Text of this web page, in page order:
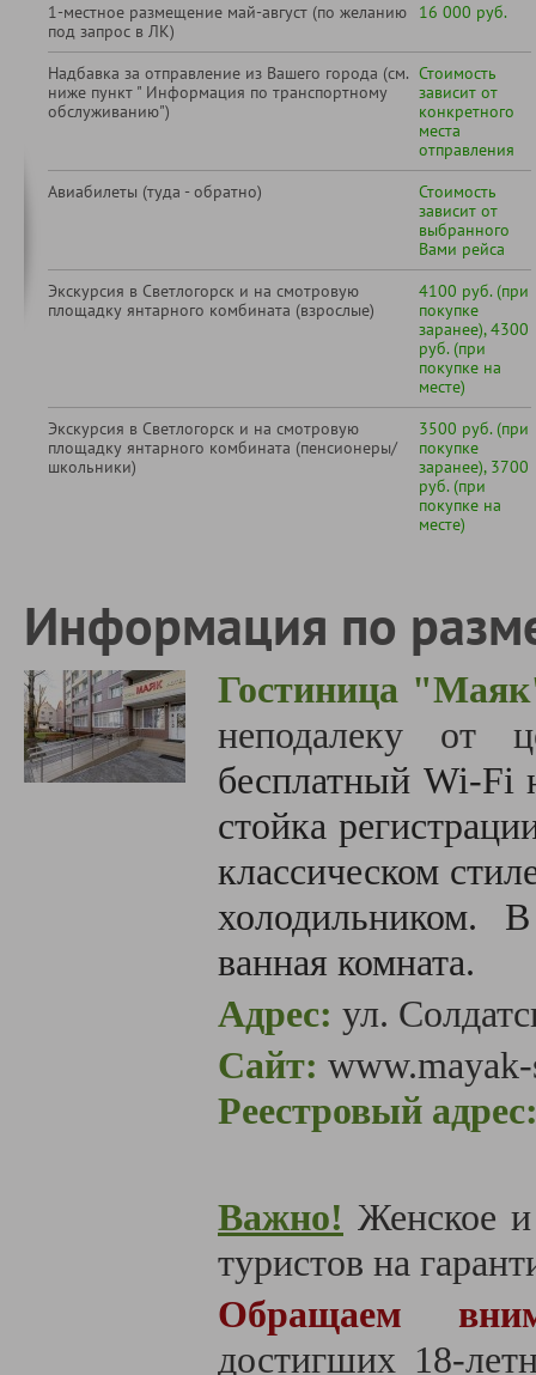
1-местное размещение май-август (по желанию
под запрос в ЛК)
16 000 руб.
Надбавка за отправление из Вашего города (см.
ниже пункт " Информация по транспортному
обслуживанию")
Стоимость
зависит от
конкретного
места
отправления
Авиабилеты (туда - обратно)
Стоимость
зависит от
выбранного
Вами рейса
Экскурсия в Светлогорск и на смотровую
площадку янтарного комбината (взрослые)
4100 руб. (при
покупке
заранее), 4300
руб. (при
покупке на
месте)
Экскурсия в Светлогорск и на смотровую
площадку янтарного комбината (пенсионеры/
школьники)
3500 руб. (при
покупке
заранее), 3700
руб. (при
покупке на
месте)
Информация по
Гостиница
неподалеку от
бесплатный Wi-Fi
стойка
классическом
холодильником.
ванная комната.
Адрес: ул.
Сайт: www.
Реестровый
Важно! Женское
туристов на
Обращаем
достигших 18-